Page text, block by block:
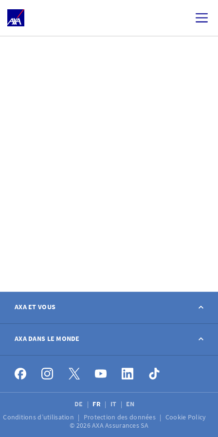
AXA ET VOUS
Contact
Déclarer sinistre
Postes à pourvoir
Médias
AXA DANS LE MONDE
AXA dans le monde
DE FR IT
EN
Conditions d’utilisation
Protection des données
Cookie Policy
© 2026 AXA Assurances SA